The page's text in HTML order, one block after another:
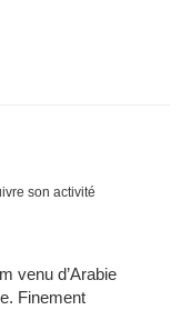
son activité
venu d’Arabie
Finement